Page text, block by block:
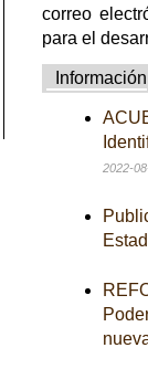
correo
para el
Información
2022-